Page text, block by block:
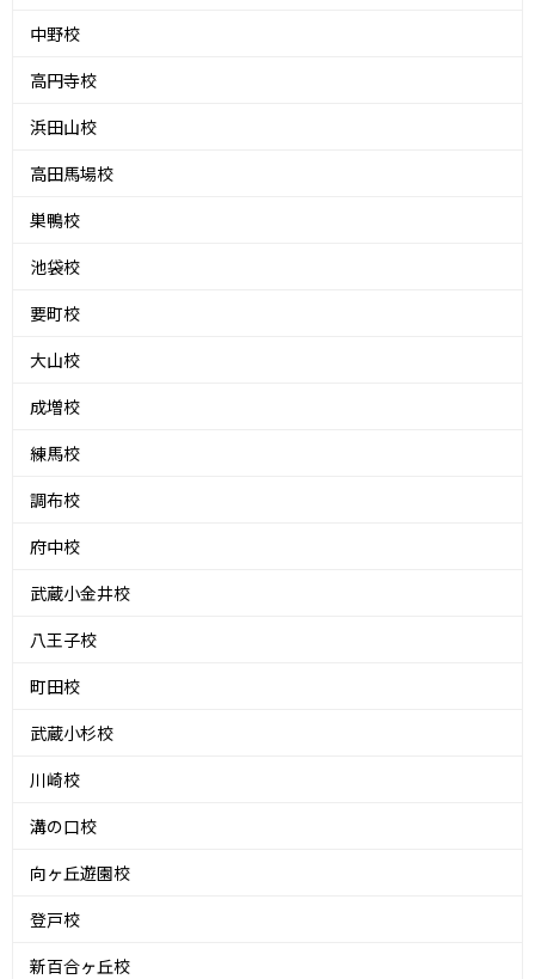
中野校
高円寺校
浜田山校
高田馬場校
巣鴨校
池袋校
要町校
大山校
成増校
練馬校
調布校
府中校
武蔵小金井校
八王子校
町田校
武蔵小杉校
川崎校
溝の口校
向ヶ丘遊園校
登戸校
新百合ヶ丘校